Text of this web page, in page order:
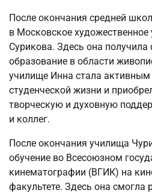
После окончания средней
в Московское
Сурикова. Здесь она
образование в области
училище Инна стала активным
студенческой жизни и
творческую и духовную
и коллег.
После окончания училища
обучение во Всесоюзном
кинематографии (ВГИК) на
факультете. Здесь она смогла